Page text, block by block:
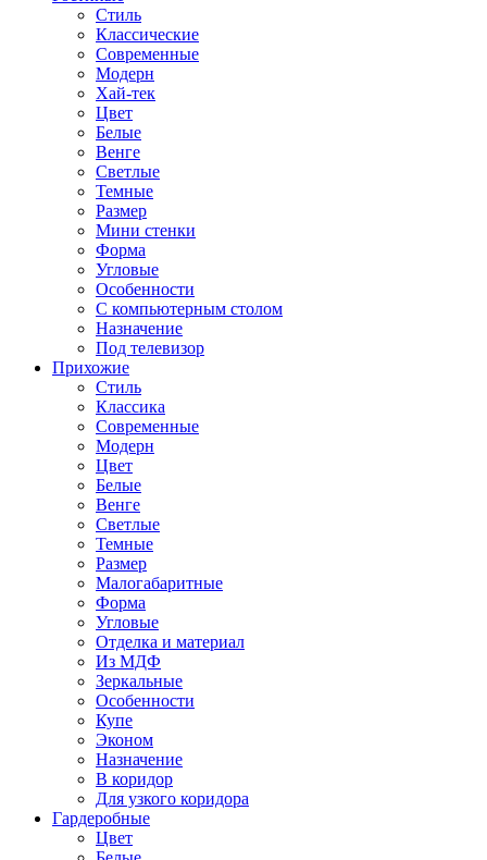
Стиль
Классические
Современные
Модерн
Хай-тек
Цвет
Белые
Венге
Светлые
Темные
Размер
Мини стенки
Форма
Угловые
Особенности
С компьютерным столом
Назначение
Под телевизор
Прихожие
Стиль
Классика
Современные
Модерн
Цвет
Белые
Венге
Светлые
Темные
Размер
Малогабаритные
Форма
Угловые
Отделка и материал
Из МДФ
Зеркальные
Особенности
Купе
Эконом
Назначение
В коридор
Для узкого коридора
Гардеробные
Цвет